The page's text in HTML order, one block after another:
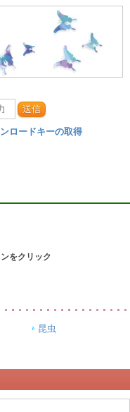
送信
ロードキーの取得
をクリック
昆虫